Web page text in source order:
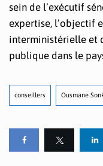
sein de l’exécutif
expertise, l’objectif
interministérielle et
publique dans le
conseillers Ousmane